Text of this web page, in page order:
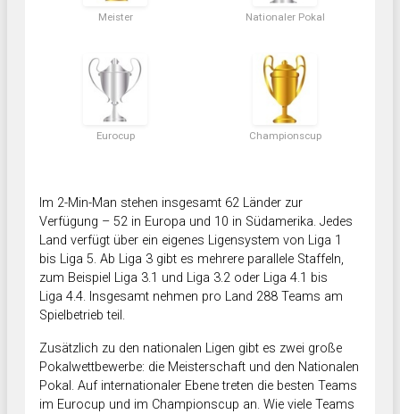
Meister Nationaler Pokal
Eurocup Championscup
Im 2-Min-Man stehen insgesamt 62 Länder zur
Verfügung – 52 in Europa und 10 in Südamerika. Jedes
Land verfügt über ein eigenes Ligensystem von Liga 1
bis Liga 5. Ab Liga 3 gibt es mehrere parallele Staffeln,
zum Beispiel Liga 3.1 und Liga 3.2 oder Liga 4.1 bis
Liga 4.4. Insgesamt nehmen pro Land 288 Teams am
Spielbetrieb teil.
Zusätzlich zu den nationalen Ligen gibt es zwei große
Pokalwettbewerbe: die Meisterschaft und den Nationalen
Pokal. Auf internationaler Ebene treten die besten Teams
im Eurocup und im Championscup an. Wie viele Teams